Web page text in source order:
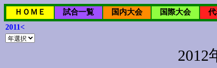
ＨＯＭＥ 試合一覧 国内大会 国際大会
2011<